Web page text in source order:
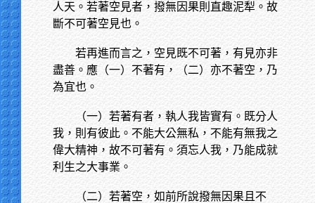
人天。若著空見者，撥無因果則直趣泥犁。故
斷不可著空見也。
若再進而言之，空見既不可著，有見亦非
盡善。應（一）不著有，（二）亦不著空，乃
為宜也。
（一）若著有者，執人我皆實有。既分人
我，則有彼此。不能大公無私，不能有無我之
偉大精神，故不可著有。須忘人我，乃能成就
利生之大事業。
（二）若著空，如前所說撥無因果且不